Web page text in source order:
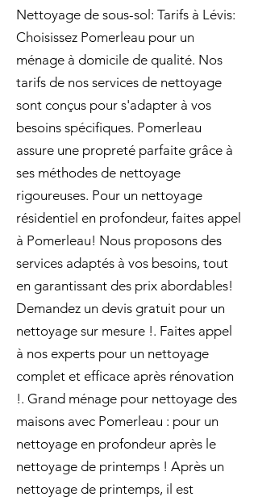
Nettoyage de sous-sol: Tarifs à Lévis:
Choisissez Pomerleau pour un
ménage à domicile de qualité. Nos
tarifs de nos services de nettoyage
sont conçus pour s'adapter à vos
besoins spécifiques. Pomerleau
assure une propreté parfaite grâce à
ses méthodes de nettoyage
rigoureuses. Pour un nettoyage
résidentiel en profondeur, faites appel
à Pomerleau! Nous proposons des
services adaptés à vos besoins, tout
en garantissant des prix abordables!
Demandez un devis gratuit pour un
nettoyage sur mesure !. Faites appel
à nos experts pour un nettoyage
complet et efficace après rénovation
!. Grand ménage pour nettoyage des
maisons avec Pomerleau : pour un
nettoyage en profondeur après le
nettoyage de printemps ! Après un
nettoyage de printemps, il est